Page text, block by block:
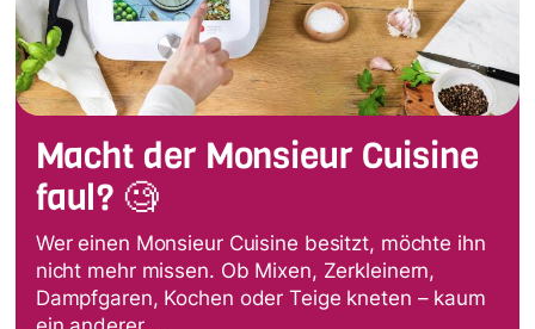
Macht der Monsieur Cuisine
faul? 🧐
Wer einen Monsieur Cuisine besitzt, möchte ihn
nicht mehr missen. Ob Mixen, Zerkleinern,
Dampfgaren, Kochen oder Teige kneten – kaum